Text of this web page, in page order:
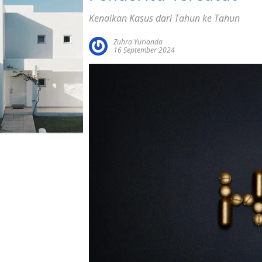
Kenaikan Kasus dari Tahun ke Tahun
Zuhra Yurianda
16 September 2024